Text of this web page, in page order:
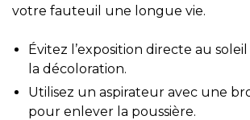
votre fauteuil une longue vie.
Évitez l’exposition directe au
la décoloration.
Utilisez un aspirateur avec une
pour enlever la poussière.